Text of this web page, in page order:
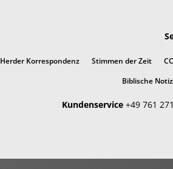
Herder Korrespondenz Stimmen der Zeit
Biblische
Kundenservice +49 761